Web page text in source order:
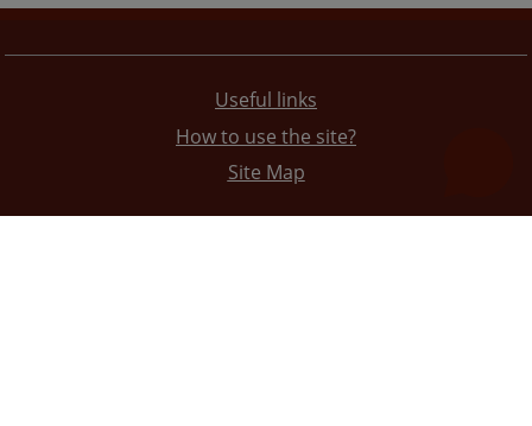
Useful links
How to use the site?
Site Map